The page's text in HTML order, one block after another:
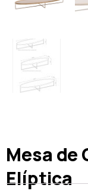
Mesa de
Elíptica